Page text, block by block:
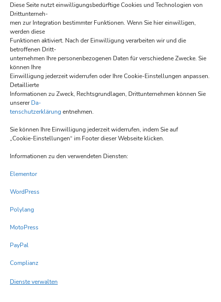
Diese Seite nutzt einwilligungsbedürftige Cookies und Technologien von
Drittunterneh-
men zur Integration bestimmter Funktionen. Wenn Sie hier einwilligen,
werden diese
Funktionen aktiviert. Nach der Einwilligung verarbeiten wir und die
betroffenen Dritt-
unternehmen Ihre personenbezogenen Daten für verschiedene Zwecke. Sie
können Ihre
Einwilligung jederzeit widerrufen oder Ihre Cookie-Einstellungen anpassen.
Detaillierte
Informationen zu Zweck, Rechtsgrundlagen, Drittunternehmen können Sie
unsererDa-
tenschutzerklärungentnehmen.
Sie können Ihre Einwilligung jederzeit widerrufen, indem Sie auf
„Cookie-Einstellungen“ im Footer dieser Webseite klicken.
Informationen zu den verwendeten Diensten:
Elementor
WordPress
Polylang
MotoPress
PayPal
Complianz
Dienste verwalten
Öffnungszeiten des Restaurants sind:
Montag 17:00 -22:00
Dienstag 17:00 -22:00
Mittwoch geschlossen
Donnerstag 17:00 – 22:00
Samstag 17:00 -22:00
Sonntag 12:00 -14:00 und 17:00 -21:00
Öffnungszeiten können variieren
Über uns
Datenschutz
Impressum
Kontakt
cookie-policy-eu